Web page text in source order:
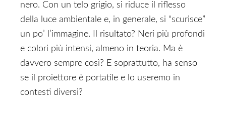
nero. Con un telo grigio, si riduce il riflesso
della luce ambientale e, in generale, si “scurisce”
un po’ l’immagine. Il risultato? Neri più profondi
e colori più intensi, almeno in teoria. Ma è
davvero sempre così? E soprattutto, ha senso
se il proiettore è portatile e lo useremo in
contesti diversi?